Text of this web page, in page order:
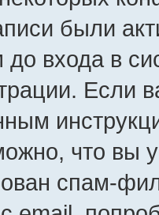
были
до входа в
что вы
спам-